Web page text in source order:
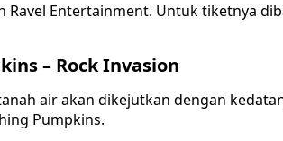
Entertainment. Untuk tiketnya
– Rock Invasion
air akan dikejutkan dengan
Pumpkins.